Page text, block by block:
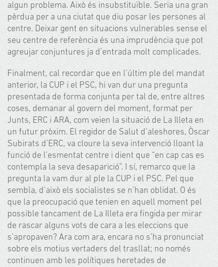
algun problema. Això és insubstituïble. Seria una gran
pèrdua per a una ciutat que diu posar les persones al
centre. Deixar gent en situacions vulnerables sense el
seu centre de referència és una imprudència que pot
agreujar conjuntures ja d’entrada molt complicades.
Finalment, cal recordar que en l’últim ple del mandat
anterior, la CUP i el PSC, hi van dur una pregunta
presentada de forma conjunta per tal de, entre altres
coses, demanar al govern del moment, format per
Junts, ERC i ARA, com veien la situació de La Illeta en
un futur pròxim. El regidor de Salut d’aleshores, Òscar
Subirats d’ERC, va cloure la seva intervenció lloant la
funció de l’esmentat centre i dient que “en cap cas es
contempla la seva desaparició”. I sí, remarco que la
pregunta la vam dur al ple la CUP i el PSC. Pel que
sembla, d’això els socialistes se n’han oblidat. O és
que la preocupació que tenien en aquell moment pel
possible tancament de La Illeta era fingida per mirar
de rascar alguns vots de cara a les eleccions que
s’apropaven? Ara com ara, encara no s’ha pronunciat
sobre els motius vertaders del trasllat; no només
continuen amb les polítiques heretades de